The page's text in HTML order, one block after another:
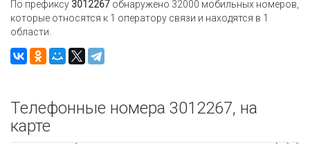
По префиксу 3012267 обнаружено 32000 мобильных номеров,
которые относятся к 1 оператору связи и находятся в 1
области.
Телефонные номера 3012267, на
карте